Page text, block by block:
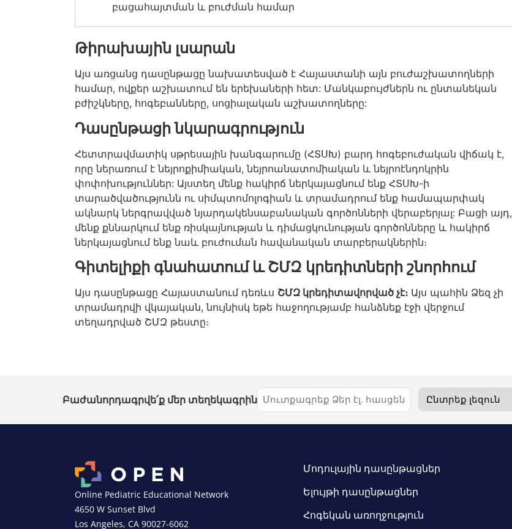
բացահայտման և բուժման համար
Թիրախային լսարան
Այս առցանց դասընթացը նախատեսված է Հայաստանի այն բուժաշխատողների
համար, ովքեր աշխատում են երեխաների հետ: Մանկաբույժներն ու ընտանեկան
բժիշկները, հոգեբանները, սոցիալական աշխատողները:
Դասընթացի նկարագրություն
Հետտրավմատիկ սթրեսային խանգարումը (ՀՏՍԽ) բարդ հոգեբուժական վիճակ է,
որը ներառում է նեյրոքիմիական, նեյրոանատոմիական և նեյրոէնդոկրին
փոփոխություններ: Այստեղ մենք հակիրճ ներկայացնում ենք ՀՏՍԽ-ի
տարածվածությունն ու սիմպտոմոլոգիան և տրամադրում ենք համապարփակ
ակնարկ ներգրավված նյարդակենսաբանական գործոնների վերաբերյալ: Բացի այդ,
մենք քննարկում ենք ռիսկայնության և դիմացկունության գործոնները և հակիրճ
ներկայացնում ենք նաև բուժուման հավանական տարբերակներին։
Գիտելիքի գնահատում և ՇՄԶ կրեդիտների շնորհում
Այս դասընթացը Հայաստանում դեռևս ՇՄԶ կրեդիտավորված չէ։ Այս պահին Ձեզ չի
տրամադրվի վկայական, նույնիսկ եթե հաջողությամբ հանձնեք էջի վերջում
տեղադրված ՇՄԶ թեստը։
Բաժանորդագրվե՛ք մեր տեղեկագրին
Online Pediatric Educational Network
4650 W Sunset Blvd
Los Angeles, CA 90027-6062
Մոդուլային դասընթացներ
Ելույթի դասընթացներ
Հոգեկան առողջություն